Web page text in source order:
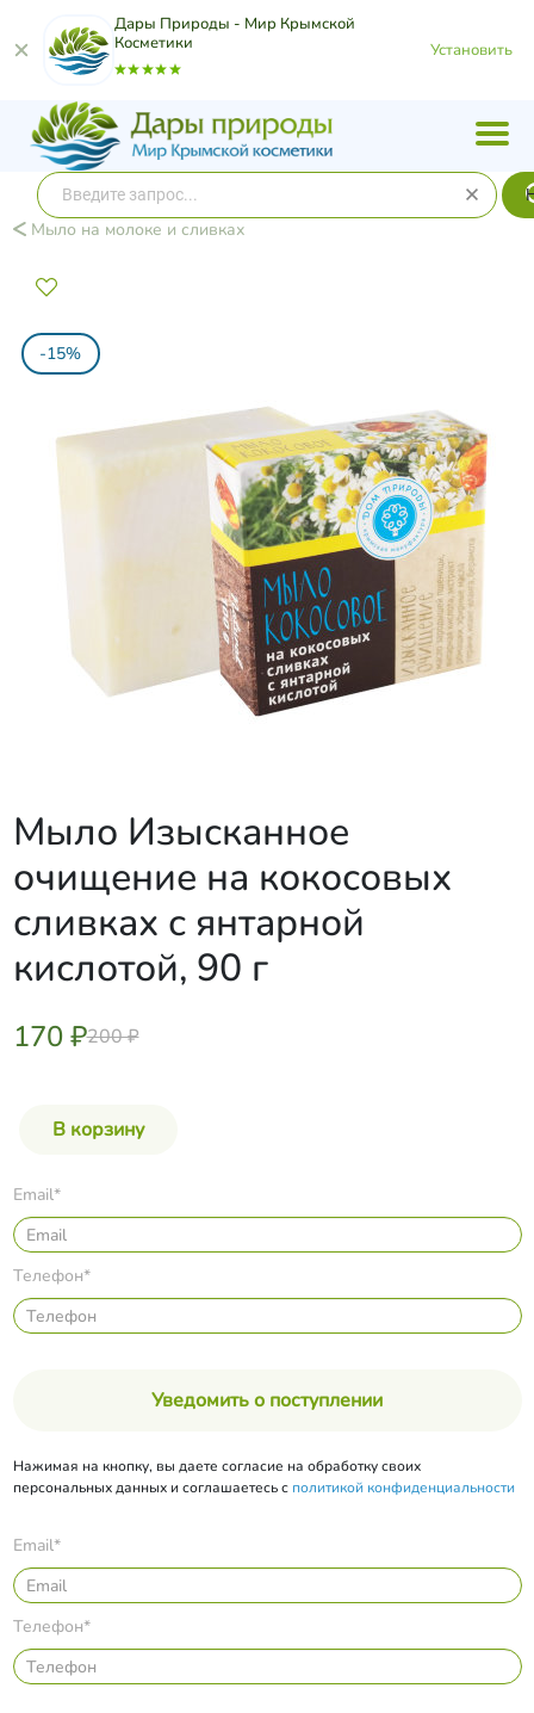
Дары Природы - Мир Крымской
Косметики
Установить
Мыло на молоке и сливках
-15%
Мыло Изысканное
очищение на кокосовых
сливках с янтарной
кислотой, 90 г
170 ₽200 ₽
Email*
Телефон*
Уведомить о поступлении
Нажимая на кнопку, вы даете согласие на обработку своих
персональных данных и соглашаетесь с политикой конфиденциальности
Email*
Телефон*